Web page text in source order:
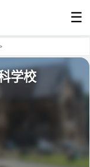
☰
学校